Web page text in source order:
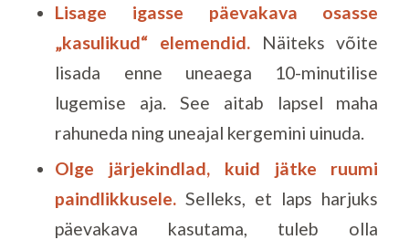
Lisage igasse päevakava osasse
„kasulikud“ elemendid.Näiteks võite
lisada enne uneaega 10-minutilise
lugemise aja. See aitab lapsel maha
rahuneda ning uneajal kergemini uinuda.
Olge järjekindlad, kuid jätke ruumi
paindlikkusele. Selleks, et laps harjuks
päevakava kasutama, tuleb olla